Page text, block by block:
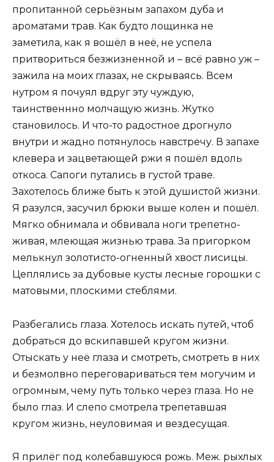
пропитанной серьёзным запахом дуба и
ароматами трав. Как будто лощинка не
заметила, как я вошёл в неё, не успела
притвориться безжизненной и – всё равно уж –
зажила на моих глазах, не скрываясь. Всем
нутром я почуял вдруг эту чуждую,
таинственнно молчащую жизнь. Жутко
становилось. И что-то радостное дрогнуло
внутри и жадно потянулось навстречу. В запахе
клевера и зацветающей ржи я пошёл вдоль
откоса. Сапоги путались в густой траве.
Захотелось ближе быть к этой душистой жизни.
Я разулся, засучил брюки выше колен и пошёл.
Мягко обнимала и обвивала ноги трепетно-
живая, млеющая жизнью трава. За пригорком
мелькнул золотисто-огненный хвост лисицы.
Цеплялись за дубовые кусты лесные горошки с
матовыми, плоскими стеблями.
Разбегались глаза. Хотелось искать путей, чтоб
добраться до вскипавшей кругом жизни.
Отыскать у неё глаза и смотреть, смотреть в них
и безмолвно переговариваться тем могучим и
огромным, чему путь только через глаза. Но не
было глаз. И слепо смотрела трепетавшая
кругом жизнь, неуловимая и вездесущая.
Я прилёг под колебавшуюся рожь. Меж. рыхлых